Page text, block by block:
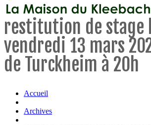
restitution de stage
vendredi 13 mars
de Turckheim à 20h
Accueil
Archives